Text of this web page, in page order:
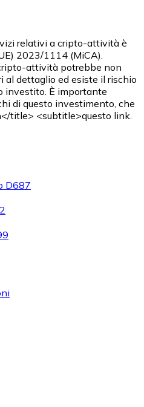
relativi a cripto-attività è
2023/1114 (MiCA).
attività potrebbe non
al dettaglio ed esiste il rischio
investito. È importante
di questo investimento, che
title> <subtitle>questo link.
D687